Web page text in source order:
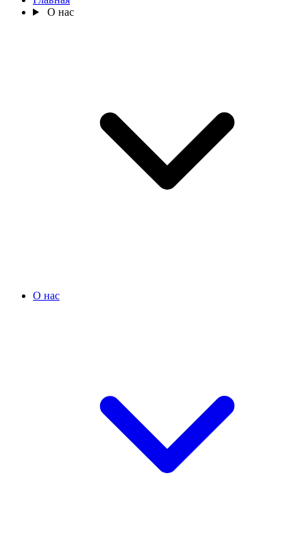
О нас
О нас